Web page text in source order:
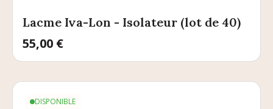
Lacme Iva-Lon - Isolateur (lot de 40)
Prix
55,00 €
DISPONIBLE